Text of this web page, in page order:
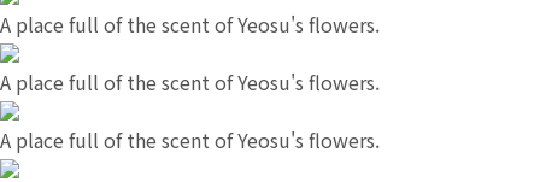
A place full of the scent of Yeosu's flowers.
A place full of the scent of Yeosu's flowers.
A place full of the scent of Yeosu's flowers.